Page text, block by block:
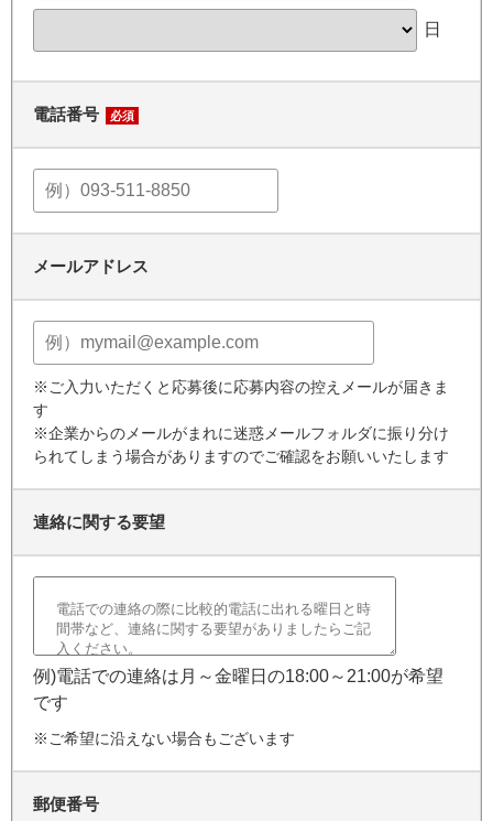
日
電話番号 必須
メールアドレス
※ご入力いただくと応募後に応募内容の控えメールが届きま
す
※企業からのメールがまれに迷惑メールフォルダに振り分け
られてしまう場合がありますのでご確認をお願いいたします
連絡に関する要望
例)電話での連絡は月～金曜日の18:00～21:00が希望
です
※ご希望に沿えない場合もございます
郵便番号